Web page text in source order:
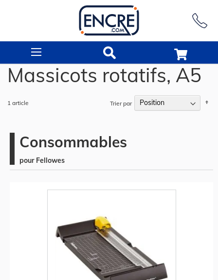
Massicots rotatifs, A5
1 article Trier par
Consommables
pour Fellowes